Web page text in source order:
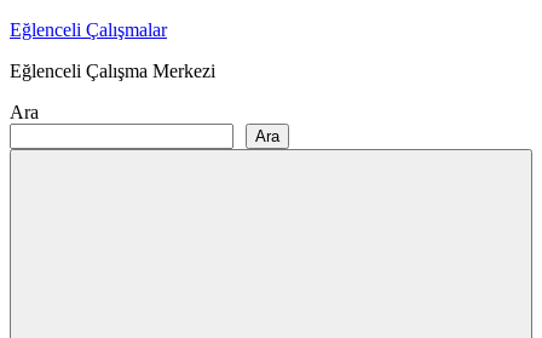
Skip
content
Eğlenceli Çalışmalar
Eğlenceli Çalışma Merkezi
Ara
Ara